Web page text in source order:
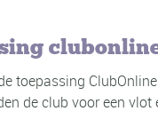
toepassing
de club voor een